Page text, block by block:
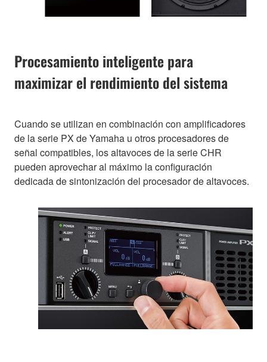
Procesamiento inteligente para
maximizar el rendimiento del sistema
Cuando se utilizan en combinación con amplificadores
de la serie PX de Yamaha u otros procesadores de
señal compatibles, los altavoces de la serie CHR
pueden aprovechar al máximo la configuración
dedicada de sintonización del procesador de altavoces.